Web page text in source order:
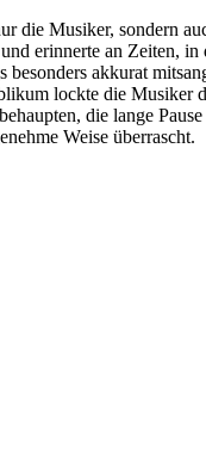
die Musiker, sondern
erinnerte an Zeiten,
besonders akkurat
lockte die
die lange
Weise überrascht.